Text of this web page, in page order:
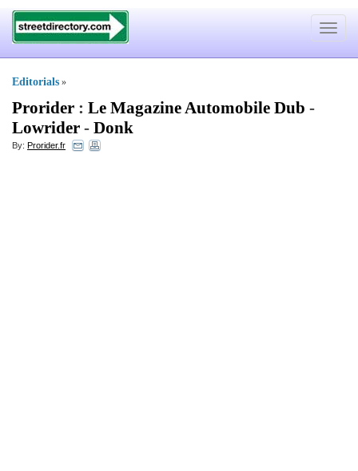
Toggle
Editorials »
Prorider : Le Magazine Automobile Dub -
Lowrider - Donk
By: Prorider.fr